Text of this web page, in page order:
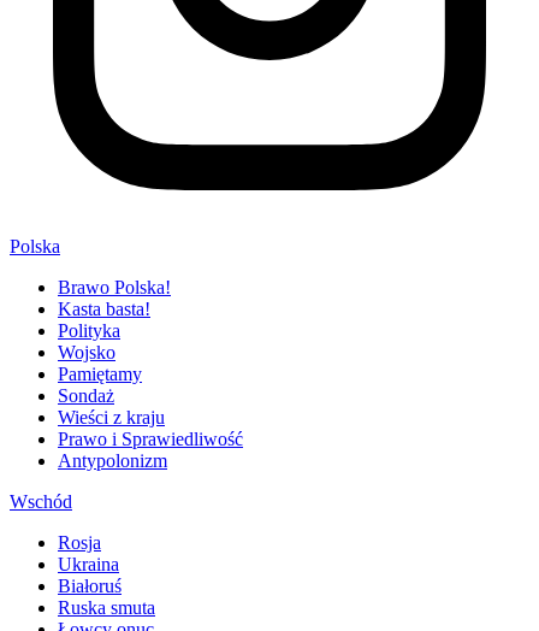
Polska
Brawo Polska!
Kasta basta!
Polityka
Wojsko
Pamiętamy
Sondaż
Wieści z kraju
Prawo i Sprawiedliwość
Antypolonizm
Wschód
Rosja
Ukraina
Białoruś
Ruska smuta